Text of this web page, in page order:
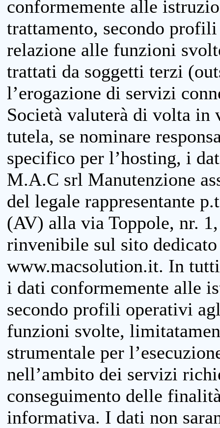
conformemente alle
trattamento, secondo
relazione alle funzioni
trattati da soggetti terzi
l’erogazione di servizi
Società valuterà di volta in
tutela, se nominare
specifico per l’hosting, i
M.A.C srl Manutenzione
del legale rappresentante
(AV) alla via Toppole, nr.
rinvenibile sul sito
www.macsolution.it. In
i dati conformemente alle
secondo profili operativi
funzioni svolte,
strumentale per
nell’ambito dei servizi
conseguimento delle
informativa. I dati non